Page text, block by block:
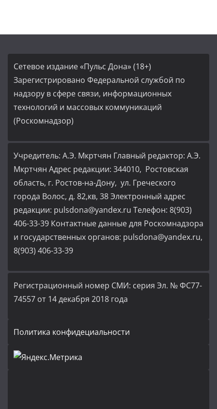
Сетевое издание «Пульс Дона» (18+)
Зарегистрировано Федеральной службой по
надзору в сфере связи, информационных
технологий и массовых коммуникаций
(Роскомнадзор)
Учредитель: А.Э. Мкртчян Главный редактор: А.Э.
Мкртчян Адрес редакции: 344010, Ростовская
область, г. Ростов-на-Дону, ул. Греческого
города Волос, д. 82,кв, 38 Электронный адрес
редакции: pulsdona@yandex.ru Телефон: 8(903)
406-33-39 Контактные данные для Роскомнадзора
и государственных органов: pulsdona@yandex.ru,
8(903) 406-33-39
Регистрационный номер СМИ: серия Эл. № ФС77-
74557 от 14 декабря 2018 года
Политика конфидециальности